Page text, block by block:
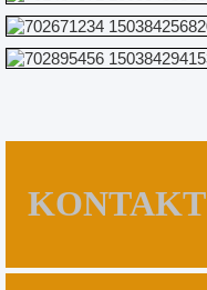
KONTAKT